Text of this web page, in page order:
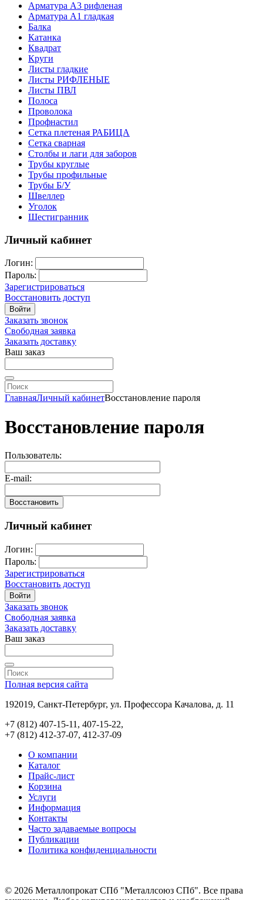
Арматура А3 рифленая
Арматура А1 гладкая
Балка
Катанка
Квадрат
Круги
Листы гладкие
Листы РИФЛЕНЫЕ
Листы ПВЛ
Полоса
Проволока
Профнастил
Сетка плетеная РАБИЦА
Сетка сварная
Столбы и лаги для заборов
Трубы круглые
Трубы профильные
Трубы Б/У
Швеллер
Уголок
Шестигранник
Личный кабинет
Логин:
Пароль:
Зарегистрироваться
Восстановить доступ
Войти
Заказать звонок
Свободная заявка
Заказать доставку
Ваш заказ
ГлавнаяЛичный кабинетВосстановление пароля
Восстановление пароля
Пользователь:
E-mail:
Восстановить
Личный кабинет
Логин:
Пароль:
Зарегистрироваться
Восстановить доступ
Войти
Заказать звонок
Свободная заявка
Заказать доставку
Ваш заказ
Полная версия сайта
192019, Санкт-Петербург, ул. Профессора Качалова, д. 11
+7 (812) 407-15-11, 407-15-22,
+7 (812) 412-37-07, 412-37-09
О компании
Каталог
Прайс-лист
Корзина
Услуги
Информация
Контакты
Часто задаваемые вопросы
Публикации
Политика конфиденциальности
© 2026 Металлопрокат СПб "Металлсоюз СПб". Все права